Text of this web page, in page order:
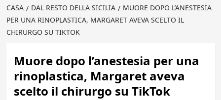
CASA DAL RESTO DELLA SICILIA
MUORE DOPO L’ANESTESIA
PER UNA RINOPLASTICA, MARGARET AVEVA SCELTO IL
CHIRURGO SU TIKTOK
Muore dopo l’anestesia per una
rinoplastica, Margaret aveva
scelto il chirurgo su TikTok